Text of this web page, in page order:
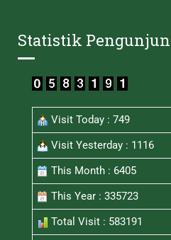
Statistik
Visit Today : 749
Visit Yesterday : 1116
This Month : 6405
This Year : 335723
Total Visit : 583191